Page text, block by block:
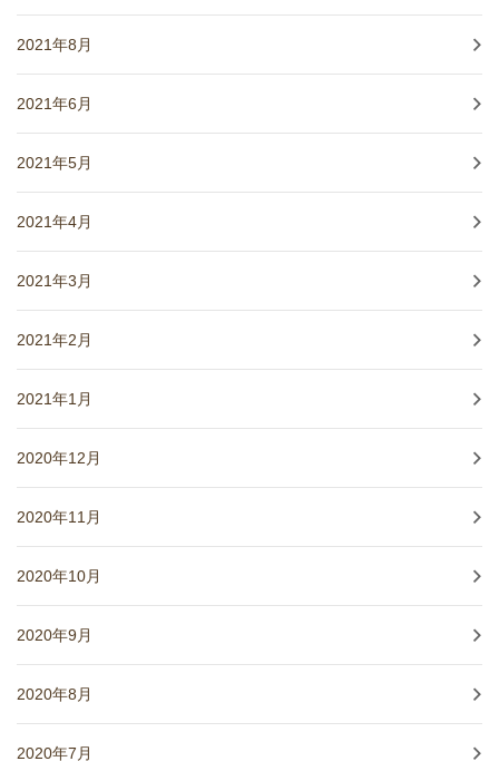
2021年8月
2021年6月
2021年5月
2021年4月
2021年3月
2021年2月
2021年1月
2020年12月
2020年11月
2020年10月
2020年9月
2020年8月
2020年7月